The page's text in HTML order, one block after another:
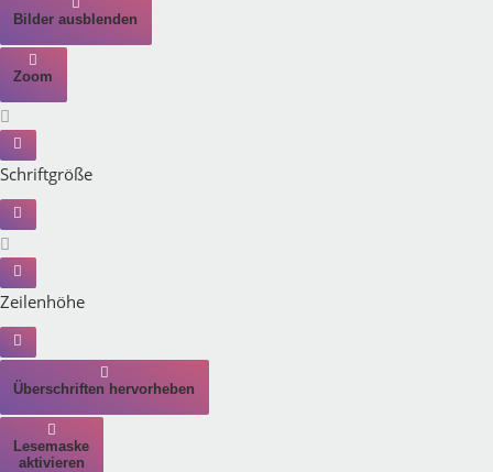
Bilder ausblenden
Zoom
Schriftgröße
Zeilenhöhe
Überschriften hervorheben
Lesemaske
aktivieren